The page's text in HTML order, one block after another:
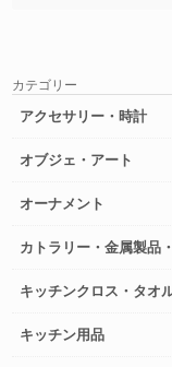
カテゴリー
アクセサリー・時計
オブジェ・アート
オーナメント
カトラリー・金属製品
キッチンクロス・タオ
キッチン用品